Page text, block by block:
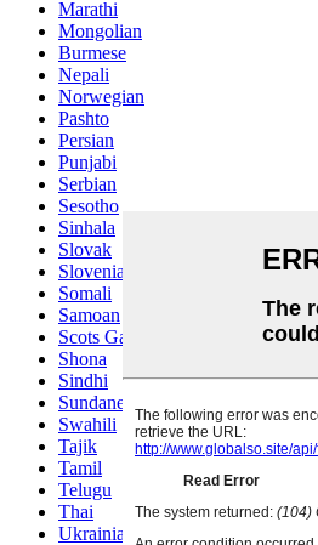
Marathi
Mongolian
Burmese
Nepali
Norwegian
Pashto
Persian
Punjabi
Serbian
Sesotho
Sinhala
Slovak
Slovenian
Somali
Samoan
Scots Gaelic
Shona
Sindhi
Sundanese
Swahili
Tajik
Tamil
Telugu
Thai
Ukrainian